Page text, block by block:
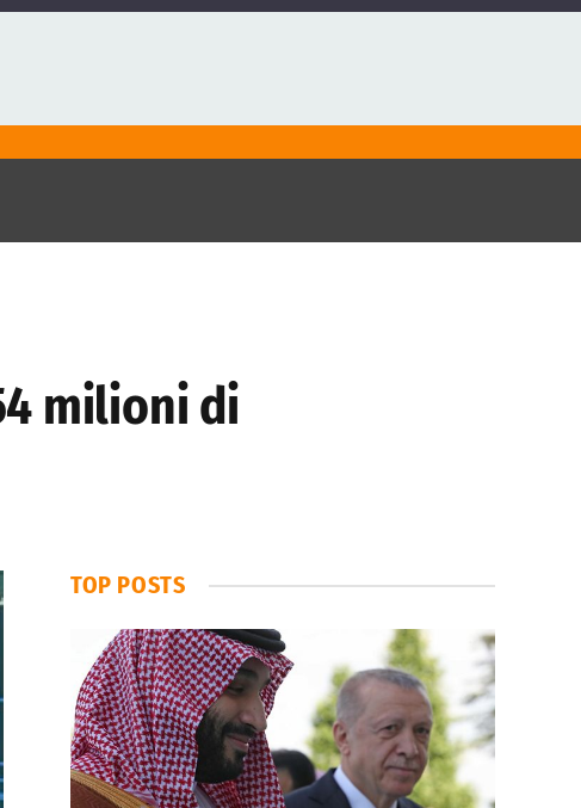
milioni di
TOP POSTS